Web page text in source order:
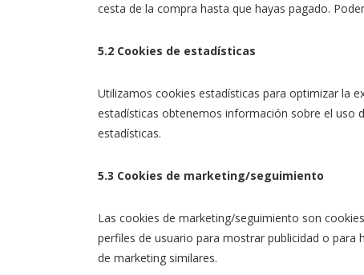
cesta de la compra hasta que hayas pagado.
5.2 Cookies de estadísticas
Utilizamos cookies estadísticas para optimizar la
estadísticas obtenemos información sobre el uso
estadísticas.
5.3 Cookies de marketing/seguimiento
Las cookies de marketing/seguimiento son
perfiles de usuario para mostrar publicidad o
de marketing similares.